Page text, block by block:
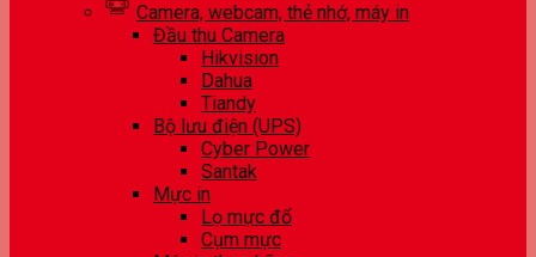
Camera, webcam, thẻ nhớ, máy in
Đầu thu Camera
Hikvision
Dahua
Tiandy
Bộ lưu điện (UPS)
Cyber Power
Santak
Mực in
Lọ mực đổ
Cụm mực